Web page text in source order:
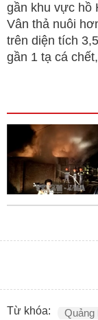
gần khu vực hồ
Vân thả nuôi
trên diện tích
gần 1 tạ cá
Từ khóa: Quảng